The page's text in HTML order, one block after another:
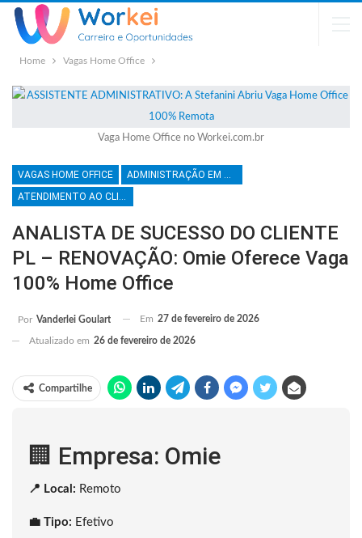
Home Vagas Home Office
Vaga Home Office no Workei.com.br
VAGAS HOME OFFICE
ADMINISTRAÇÃO EM GERAL
ATENDIMENTO AO CLIENTE
ANALISTA DE SUCESSO DO CLIENTE
PL – RENOVAÇÃO: Omie Oferece Vaga
100% Home Office
Por Vanderlei Goulart Em 27 de fevereiro de 2026
Atualizado em 26 de fevereiro de 2026
Compartilhe
🏢 Empresa: Omie
📍 Local: Remoto
💼 Tipo: Efetivo